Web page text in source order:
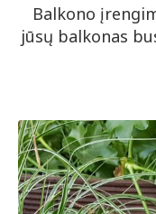
Balkono
jūsų balkonas